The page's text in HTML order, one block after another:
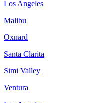
Los Angeles
Malibu
Oxnard
Santa Clarita
Simi Valley
Ventura